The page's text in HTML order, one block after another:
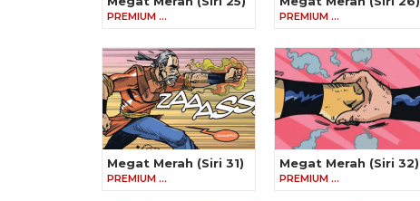
PREMIUM … PREMIUM …
Megat Merah (Siri 31)
PREMIUM …
Megat Merah (Siri 32)
PREMIUM …